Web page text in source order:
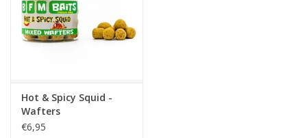
Hot & Spicy Squid -
Wafters
€6,95